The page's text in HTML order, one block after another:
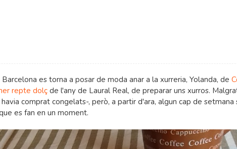
es torna a posar de moda anar a la xurreria, Yolanda, de
repte dolç de l'any de Laural Real, de preparar uns xurros.
comprat congelats-, però, a partir d'ara, algun cap de
es fan en un moment.